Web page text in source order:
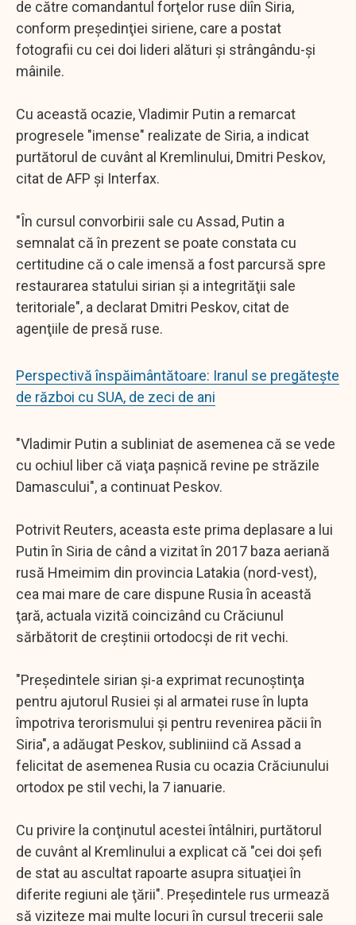
de către comandantul forţelor ruse diîn Siria,
conform preşedinţiei siriene, care a postat
fotografii cu cei doi lideri alături şi strângându-şi
mâinile.
Cu această ocazie, Vladimir Putin a remarcat
progresele "imense" realizate de Siria, a indicat
purtătorul de cuvânt al Kremlinului, Dmitri Peskov,
citat de AFP şi Interfax.
"În cursul convorbirii sale cu Assad, Putin a
semnalat că în prezent se poate constata cu
certitudine că o cale imensă a fost parcursă spre
restaurarea statului sirian şi a integrităţii sale
teritoriale", a declarat Dmitri Peskov, citat de
agenţiile de presă ruse.
Perspectivă înspăimântătoare: Iranul se pregătește
de război cu SUA, de zeci de ani
"Vladimir Putin a subliniat de asemenea că se vede
cu ochiul liber că viaţa paşnică revine pe străzile
Damascului", a continuat Peskov.
Potrivit Reuters, aceasta este prima deplasare a lui
Putin în Siria de când a vizitat în 2017 baza aeriană
rusă Hmeimim din provincia Latakia (nord-vest),
cea mai mare de care dispune Rusia în această
ţară, actuala vizită coincizând cu Crăciunul
sărbătorit de creştinii ortodocşi de rit vechi.
"Preşedintele sirian şi-a exprimat recunoştinţa
pentru ajutorul Rusiei şi al armatei ruse în lupta
împotriva terorismului şi pentru revenirea păcii în
Siria", a adăugat Peskov, subliniind că Assad a
felicitat de asemenea Rusia cu ocazia Crăciunului
ortodox pe stil vechi, la 7 ianuarie.
Cu privire la conţinutul acestei întâlniri, purtătorul
de cuvânt al Kremlinului a explicat că "cei doi şefi
de stat au ascultat rapoarte asupra situaţiei în
diferite regiuni ale ţării". Preşedintele rus urmează
să viziteze mai multe locuri în cursul trecerii sale